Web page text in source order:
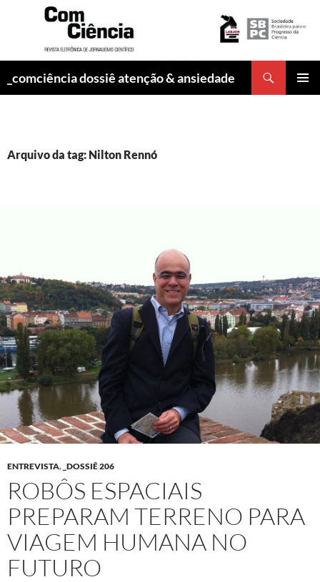
_comciência dossiê atenção & ansiedade
Arquivo da tag: Nilton Rennó
ENTREVISTA, _DOSSIÊ 206
ROBÔS ESPACIAIS
PREPARAM TERRENO PARA
VIAGEM HUMANA NO
FUTURO